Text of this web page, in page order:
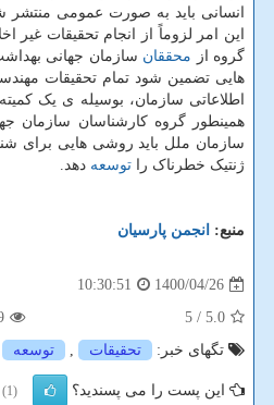
انسانی باید به صورت عمومی منتشر
این امر لزوماً از انجام تحقیقات غیر
گروه از محققان سازمان جهانی
هایی تضمین شود تمام تحقیقات
اطلاعاتی سازمان، بوسیله ی یک
همینطور گروه کارشناسان سازمان
سازمان ملل باید روشی هایی برای
ژنتیک خطرناک را توسعه دهد.
منبع: انجمن پارسیان
1400/04/26
10:30:51
5.0
/ 5
تگهای خبر:
تحقیقات , توسعه
این پست را می پسندید؟ (1)